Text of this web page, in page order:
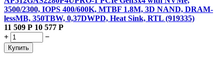
3500/2300, IOPS 400/600K, MTBF 1.8M, 3D NAND, DRAM-
lessMB, 350TBW, 0,37DWPD, Heat Sink, RTL (919335)
11 509 Р 10 577 Р
+
−
Купить